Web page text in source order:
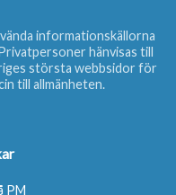
informationskällorna
hänvisas till
största webbsidor för
till allmänheten.
PM